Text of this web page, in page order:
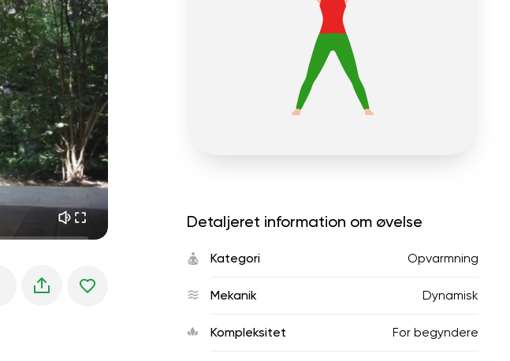
01:34
05:00
02:00
02:00
02:00
02:00
02:00
Detaljeret information om øvelse
Kategori Opvarmning
Mekanik Dynamisk
Kompleksitet For begyndere